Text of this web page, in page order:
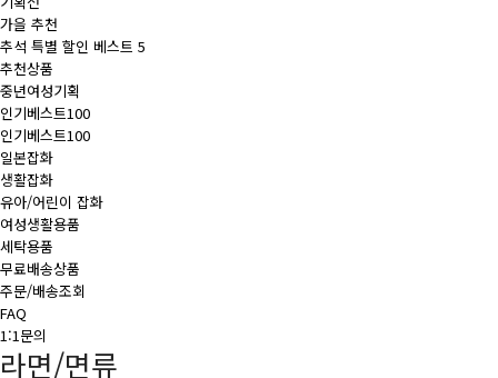
가을 추천
추석 특별 할인 베스트 5
추천상품
중년여성기획
인기베스트100
인기베스트100
일본잡화
생활잡화
유아/어린이 잡화
여성생활용품
세탁용품
무료배송상품
주문/배송조회
FAQ
1:1문의
라면/면류